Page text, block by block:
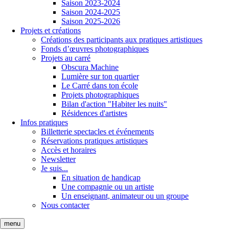
Saison 2023-2024
Saison 2024-2025
Saison 2025-2026
Projets et créations
Créations des participants aux pratiques artistiques
Fonds d’œuvres photographiques
Projets au carré
Obscura Machine
Lumière sur ton quartier
Le Carré dans ton école
Projets photographiques
Bilan d'action "Habiter les nuits"
Résidences d'artistes
Infos pratiques
Billetterie spectacles et événements
Réservations pratiques artistiques
Accès et horaires
Newsletter
Je suis...
En situation de handicap
Une compagnie ou un artiste
Un enseignant, animateur ou un groupe
Nous contacter
menu